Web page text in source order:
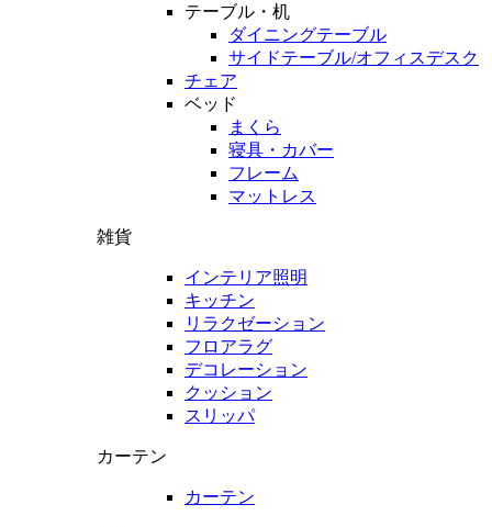
テーブル・机
ダイニングテーブル
サイドテーブル/オフィスデスク
チェア
ベッド
まくら
寝具・カバー
フレーム
マットレス
雑貨
インテリア照明
キッチン
リラクゼーション
フロアラグ
デコレーション
クッション
スリッパ
カーテン
カーテン